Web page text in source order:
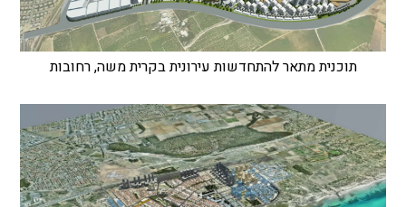
תוכנית מתאר להתחדשות עירונית בקרית משה, רחובות